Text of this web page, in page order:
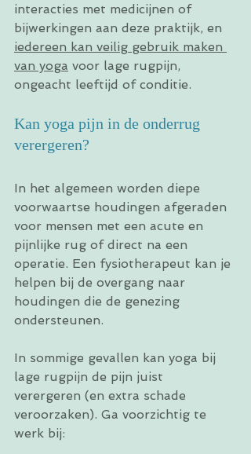
interacties met medicijnen of
bijwerkingen aan deze praktijk, en
iedereen kan veilig gebruik maken
van yoga voor lage rugpijn,
ongeacht leeftijd of conditie.
Kan yoga pijn in de onderrug
verergeren?
In het algemeen worden diepe
voorwaartse houdingen afgeraden
voor mensen met een acute en
pijnlijke rug of direct na een
operatie. Een fysiotherapeut kan je
helpen bij de overgang naar
houdingen die de genezing
ondersteunen.
In sommige gevallen kan yoga bij
lage rugpijn de pijn juist
verergeren (en extra schade
veroorzaken). Ga voorzichtig te
werk bij: